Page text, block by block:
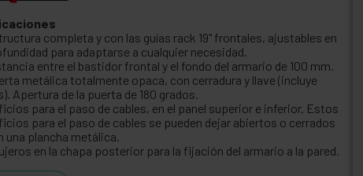
completa y con las guías rack 19" frontales, ajustables en
para adaptarse a cualquier necesidad.
entre el bastidor frontal y el fondo del armario de 100 mm.
metálica totalmente opaca, con cerradura y llave (incluye
Apertura de la puerta de 180 grados.
para el paso de cables, en el panel superior e inferior. Estos
para el paso de cables se pueden dejar abiertos o cerrados
una plancha metálica.
en la chapa posterior para la fijación del armario a la pared.